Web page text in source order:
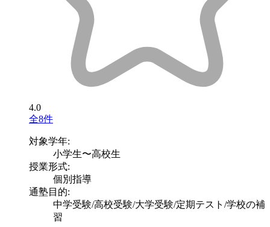
4.0
全8件
対象学年:
小学生〜高校生
授業形式:
個別指導
通塾目的:
中学受験/高校受験/大学受験/定期テスト/学校の補
習